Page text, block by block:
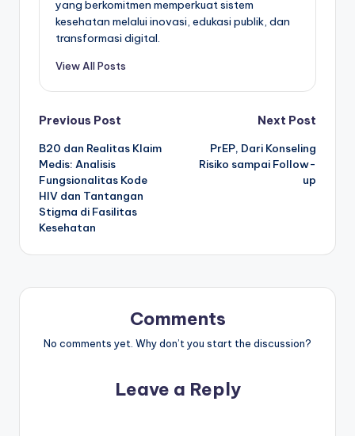
yang berkomitmen memperkuat sistem
kesehatan melalui inovasi, edukasi publik, dan
transformasi digital.
View All Posts
Post
navigation
Previous Post
B20 dan Realitas Klaim
Medis: Analisis
Fungsionalitas Kode
HIV dan Tantangan
Stigma di Fasilitas
Kesehatan
Next Post
PrEP, Dari Konseling
Risiko sampai Follow-
up
Comments
No comments yet. Why don’t you start the discussion?
Leave a Reply